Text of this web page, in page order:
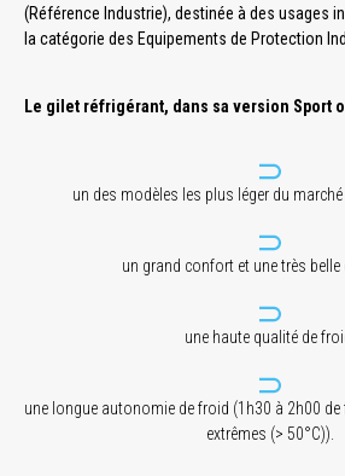
(Référence Industrie), destinée à des usages
la catégorie des Equipements de Protection
Le gilet réfrigérant, dans sa version Sport
un des modèles les plus léger du
un grand confort et une très belle
une haute qualité de
une longue autonomie de froid (1h30 à 2h00
extrêmes (> 50°C)).